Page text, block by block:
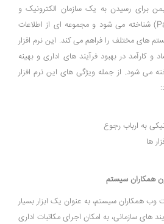
برای رسیدن به یک سازمان الکترونیک و
بدون گردش کاغذ (Paperless) شناخته می ‌شود و مجموعه ‌ای از اطلاعات
های مختلف را فراهم می‌ کند. این نرم ‌افزار
و کارآمد در بهبود فرآیند های اداری و بهینه‌
می ‌شود. از جمله ویژگی های این نرم افزار
به ارباب رجوع
ها
همکاران سیستم
وب همکاران سیستم، به ‌عنوان یک ابزار بسیار
های سازمانی، به امکان اجرای مکاتبات اداری